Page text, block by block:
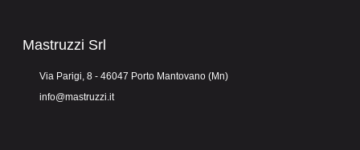
Mastruzzi Srl
Via Parigi, 8 - 46047 Porto Mantovano (Mn)
info@mastruzzi.it